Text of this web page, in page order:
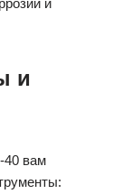
и
и
40 вам